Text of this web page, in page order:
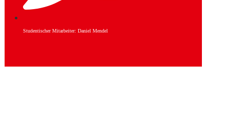
Studentischer Mitarbeiter: Daniel Mendel